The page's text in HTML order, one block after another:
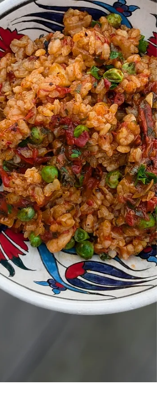
rýže, většině z nás se vybaví thajský dezert
Khao Niew Mamuang – mango sticky rice.
Na hranicích Thajska a Barmy jsem ale kdysi
ochutnala i jeho prostší verzi s fazolemi,
servírovanou přímo v bambusovém stonku.
A teď po letech mě napadlo tyto dva
spojit. Výsledek? Parádní! Jemná rýže s
kokosovým aroma, nasládlé fazole a svěží
mango v jedné misce. Exotika, která
vaše smysly. Kombinace mango sticky rice a
fazolí je za mě